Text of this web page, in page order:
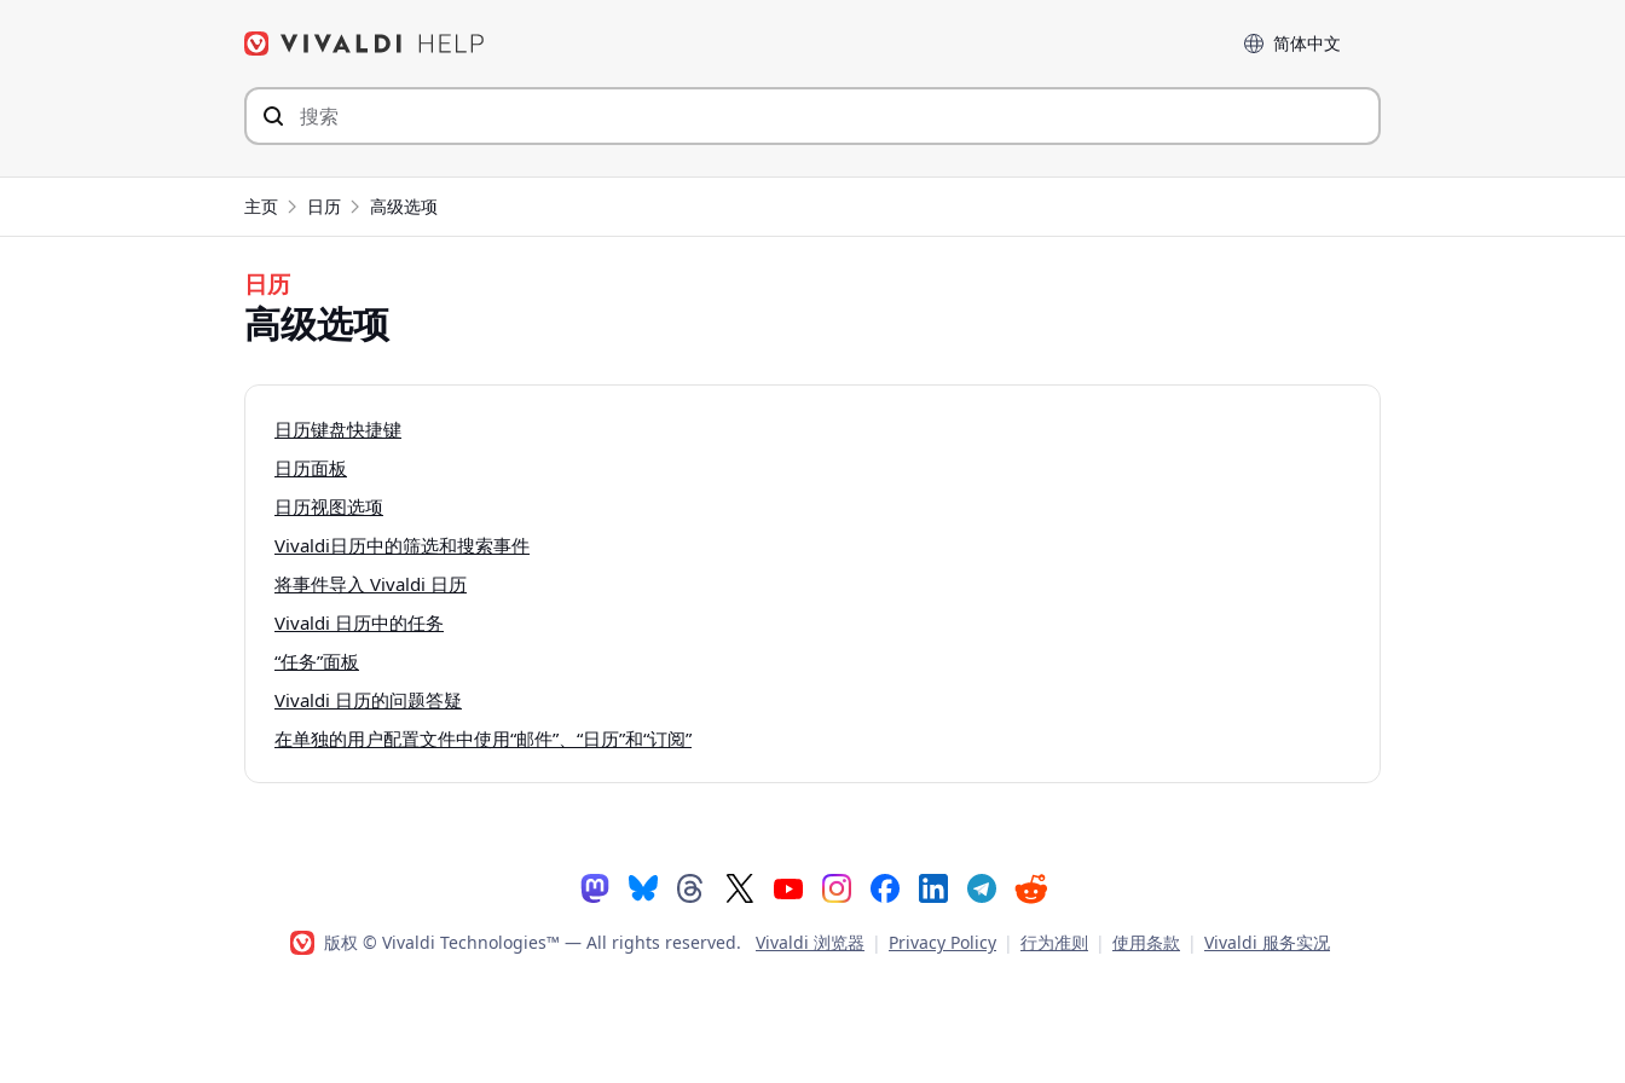
Language
主页 日历 高级选项
日历
高级选项
日历键盘快捷键
日历面板
日历视图选项
Vivaldi日历中的筛选和搜索事件
将事件导入 Vivaldi 日历
Vivaldi 日历中的任务
“任务”面板
Vivaldi 日历的问题答疑
在单独的用户配置文件中使用“邮件”、“日历”和“订阅”
版权 © Vivaldi Technologies™ — All rights reserved. Vivaldi 浏览器 | Privacy Policy | 行为准则 | 使用条款 | Vivaldi 服务实况